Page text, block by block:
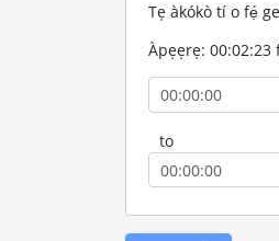
Tẹ àkókò tí o fẹ́
Àpẹẹrẹ:
to